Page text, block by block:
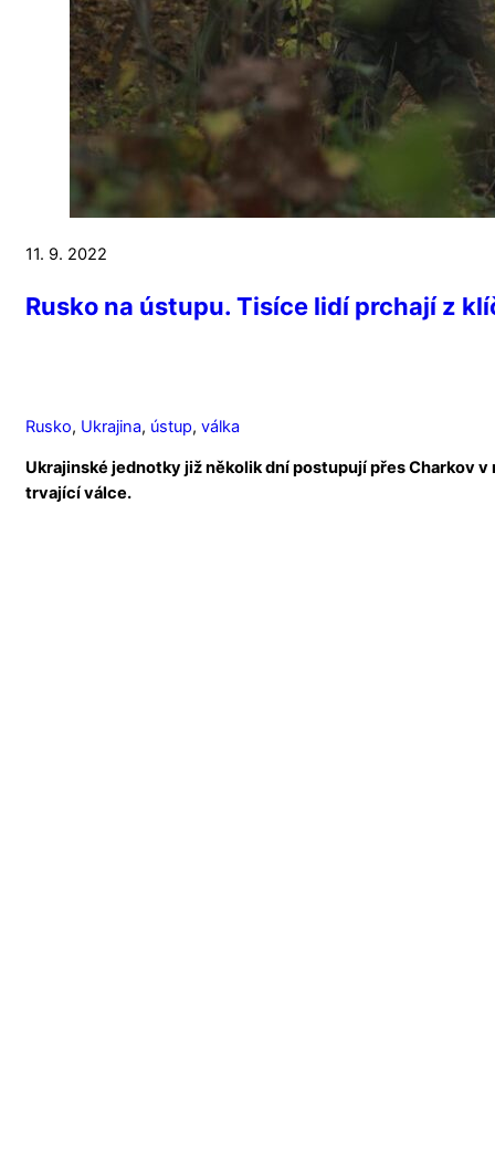
11. 9. 2022
Rusko na ústupu. Tisíce lidí prchají z
Rusko, Ukrajina, ústup, válka
Ukrajinské jednotky již několik dní postupují přes Charkov
trvající válce.